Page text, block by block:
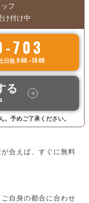
フ
け付け中
703
日祝 9:00 –18:00
る
予めご了承ください。
合えば、すぐに無料
自身の都合に合わせ